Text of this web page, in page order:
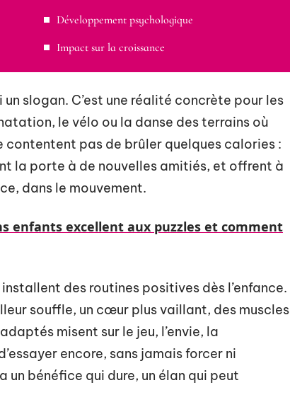
Développement psychologique
Impact sur la croissance
slogan. C’est une réalité concrète pour les
le vélo ou la danse des terrains où
pas de brûler quelques calories :
la porte à de nouvelles amitiés, et offrent à
dans le mouvement.
enfants excellent aux puzzles et comment
des routines positives dès l’enfance.
souffle, un cœur plus vaillant, des muscles
misent sur le jeu, l’envie, la
encore, sans jamais forcer ni
bénéfice qui dure, un élan qui peut